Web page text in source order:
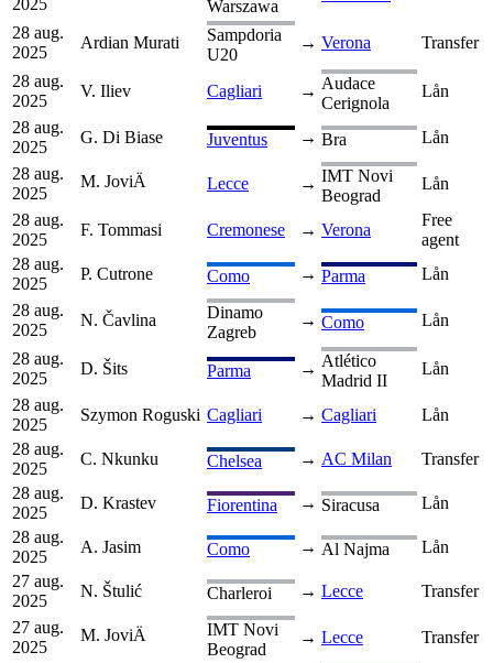
Warszawa
28 aug.
2025
Ardian Murati
Sampdoria
U20
→ Verona Transfer
28 aug.
2025
V. Iliev Cagliari → Audace
Cerignola
Lån
28 aug.
2025
G. Di Biase Juventus → Bra
Lån
28 aug.
2025
M. JoviÄ Lecce → IMT Novi
Beograd
Lån
28 aug.
2025
F. Tommasi Cremonese → Verona
Free
agent
28 aug.
2025
P. Cutrone Como → Parma
Lån
28 aug.
2025
N. Čavlina
Dinamo
Zagreb
→ Como Lån
28 aug.
2025
D. Šits Parma → Atlético
Madrid II
Lån
28 aug.
2025
Szymon Roguski Cagliari → Cagliari
Lån
28 aug.
2025
C. Nkunku Chelsea → AC Milan
Transfer
28 aug.
2025
D. Krastev Fiorentina → Siracusa
Lån
28 aug.
2025
A. Jasim Como → Al Najma
Lån
27 aug.
2025
N. Štulić Charleroi → Lecce
Transfer
27 aug.
2025
M. JoviÄ
IMT Novi
Beograd
→ Lecce Transfer